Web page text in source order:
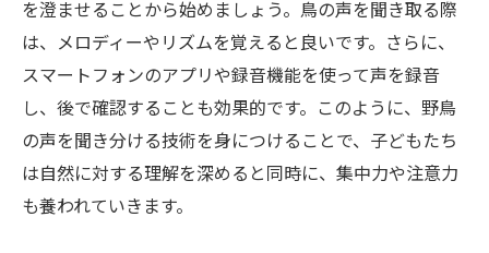
を澄ませることから始めましょう。鳥の声を聞き取る際
は、メロディーやリズムを覚えると良いです。さらに、
スマートフォンのアプリや録音機能を使って声を録音
し、後で確認することも効果的です。このように、野鳥
の声を聞き分ける技術を身につけることで、子どもたち
は自然に対する理解を深めると同時に、集中力や注意力
も養われていきます。